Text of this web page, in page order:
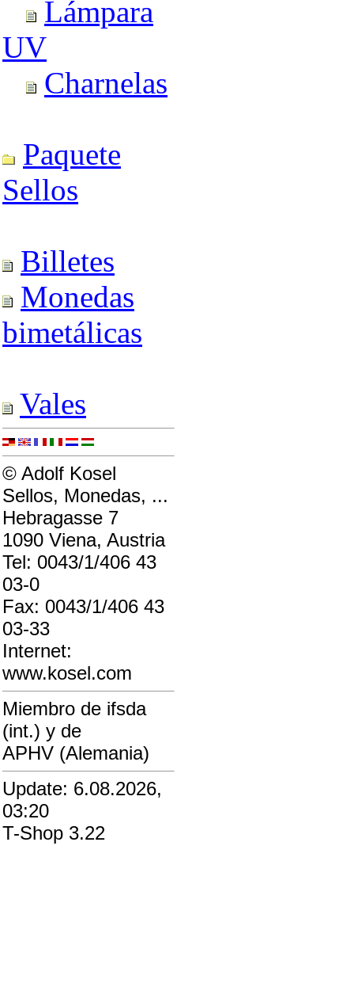
Lámpara
UV
Charnelas
Paquete
Sellos
Billetes
Monedas
bimetálicas
Vales
© Adolf Kosel
Sellos, Monedas, ...
Hebragasse 7
1090 Viena, Austria
Tel: 0043/1/406 43
03-0
Fax: 0043/1/406 43
03-33
Internet:
www.kosel.com
Miembro de ifsda
(int.) y de
APHV (Alemania)
Update: 6.08.2026,
03:20
T-Shop 3.22